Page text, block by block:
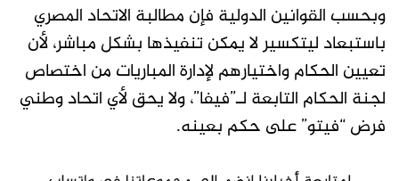
وبحسب القوانين الدولية فإن مطالبة الاتحاد المصري
باستبعاد ليتكسير لا يمكن تنفيذها بشكل مباشر، لأن
تعيين الحكام واختيارهم لإدارة المباريات من اختصاص
لجنة الحكام التابعة لـ”فيفا”، ولا يحق لأي اتحاد وطني
فرض “فيتو” على حكم بعينه.